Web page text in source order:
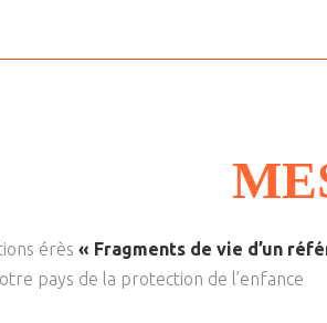
érès « Fragments de vie d’un
pays de la protection de l’enfance